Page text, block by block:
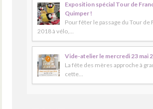
Exposition spécial Tour de
Quimper !
Pour fêter le passage du Tour de
2018 à vélo,…
Vide-atelier le mercredi 23 mai
La fête des mères approche à
cette…